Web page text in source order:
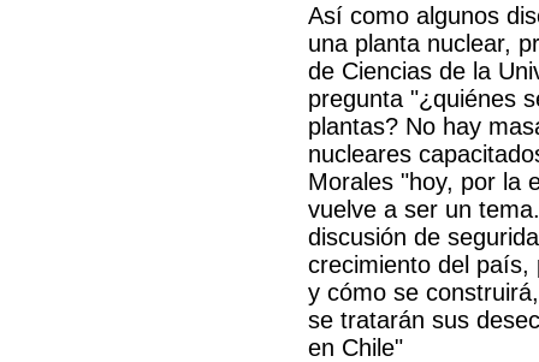
Así como algunos
una planta nuclear,
de Ciencias de la
pregunta "¿quiénes
plantas? No hay
nucleares
Morales "hoy, por la
vuelve a ser un
discusión de
crecimiento del país,
y cómo se
se tratarán sus
en Chile"